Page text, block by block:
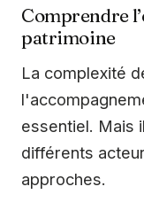
Comprendre
patrimoine
La complexité
essentiel. Mais
différents
approches.